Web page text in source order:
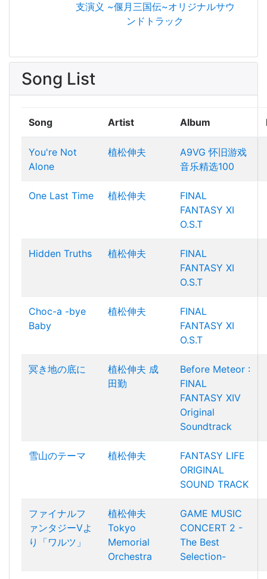
支演义 ~偃月三国伝~オリジナルサウ
ンドトラック
Song List
Song Artist Album
You're Not
Alone
植松伸夫
A9VG 怀旧游戏
音乐精选100
One Last Time 植松伸夫
FINAL
FANTASY XI
O.S.T
Hidden Truths 植松伸夫
FINAL
FANTASY XI
O.S.T
Choc-a -bye
Baby
植松伸夫
FINAL
FANTASY XI
O.S.T
冥き地の底に 植松伸夫 成
田勤
Before Meteor :
FINAL
FANTASY XIV
Original
Soundtrack
雪山のテーマ 植松伸夫
FANTASY LIFE
ORIGINAL
SOUND TRACK
ファイナルフ
ァンタジーVよ
り「ワルツ」
植松伸夫
Tokyo
Memorial
Orchestra
GAME MUSIC
CONCERT 2 -
The Best
Selection-